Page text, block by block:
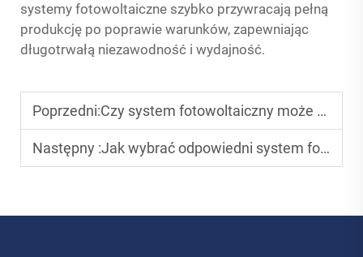
systemy fotowoltaiczne szybko przywracają pełną
produkcję po poprawie warunków, zapewniając
długotrwałą niezawodność i wydajność.
Poprzedni:Czy system fotowoltaiczny może zmniejszyć zależność od energii z sieci?
Następny :Jak wybrać odpowiedni system fotowoltaiczny dostosowany do Twoich potrzeb energetycznych?